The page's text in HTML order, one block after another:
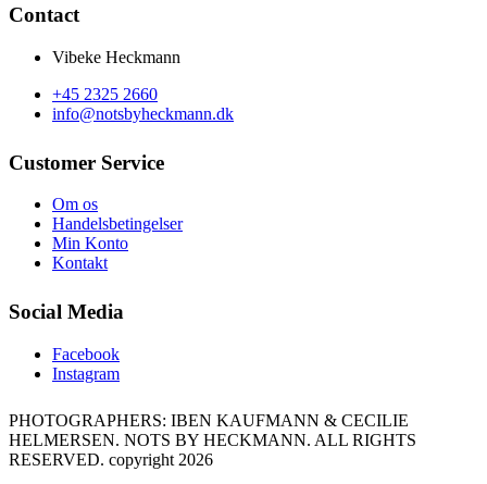
Contact
Vibeke Heckmann
+45 2325 2660
info@notsbyheckmann.dk
Customer Service
Om os
Handelsbetingelser
Min Konto
Kontakt
Social Media
Facebook
Instagram
PHOTOGRAPHERS: IBEN KAUFMANN & CECILIE
HELMERSEN. NOTS BY HECKMANN. ALL RIGHTS
RESERVED. copyright 2026